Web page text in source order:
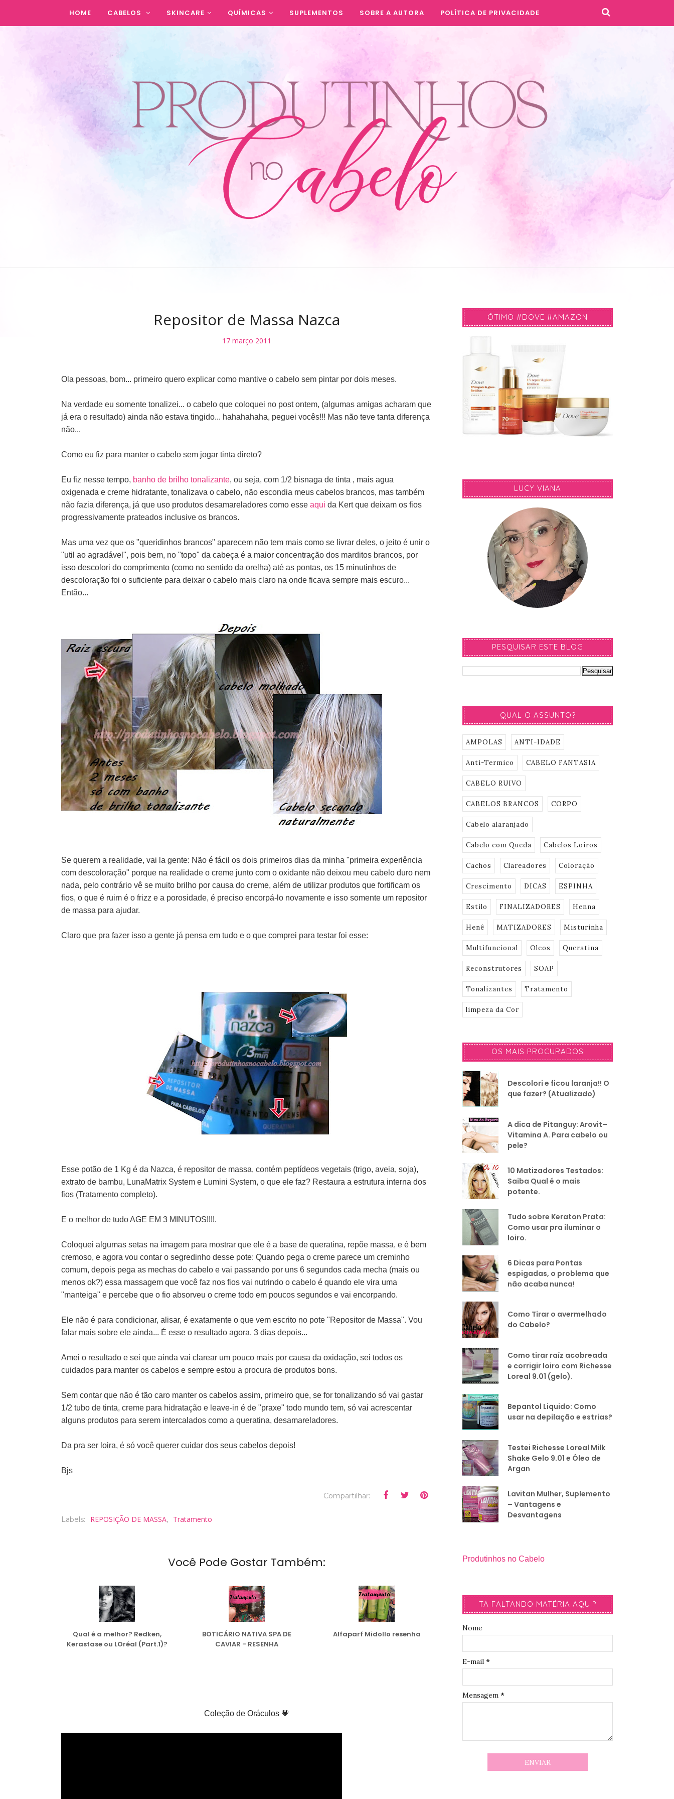
HOME CABELOS SKINCARE QUÍMICAS SUPLEMENTOS SOBRE A AUTORA POLÍTICA DE PRIVACIDADE
Repositor de Massa Nazca
17 março 2011
Ola pessoas, bom... primeiro quero explicar como mantive o cabelo sem pintar por dois meses.
Na verdade eu somente tonalizei... o cabelo que coloquei no post ontem, (algumas amigas acharam que
já era o resultado) ainda não estava tingido... hahahahaha, peguei vocês!!! Mas não teve tanta diferença
não...
Como eu fiz para manter o cabelo sem jogar tinta direto?
Eu fiz nesse tempo, banho de brilho tonalizante, ou seja, com 1/2 bisnaga de tinta , mais agua
oxigenada e creme hidratante, tonalizava o cabelo, não escondia meus cabelos brancos, mas também
não fazia diferença, já que uso produtos desamareladores como esse aqui da Kert que deixam os fios
progressivamente prateados inclusive os brancos.
Mas uma vez que os "queridinhos brancos" aparecem não tem mais como se livrar deles, o jeito é unir o
"util ao agradável", pois bem, no "topo" da cabeça é a maior concentração dos marditos brancos, por
isso descolori do comprimento (como no sentido da orelha) até as pontas, os 15 minutinhos de
descoloração foi o suficiente para deixar o cabelo mais claro na onde ficava sempre mais escuro...
Então...
Se querem a realidade, vai la gente: Não é fácil os dois primeiros dias da minha "primeira experiência
com descoloração" porque na realidade o creme junto com o oxidante não deixou meu cabelo duro nem
nada, pelo contrário vê se muito brilho por causa do creme, além de utilizar produtos que fortificam os
fios, o que é ruim é o frizz e a porosidade, é preciso encorpá-lo novamente e isso somente um repositor
de massa para ajudar.
Claro que pra fazer isso a gente já pensa em tudo e o que comprei para testar foi esse:
Esse potão de 1 Kg é da Nazca, é repositor de massa, contém peptídeos vegetais (trigo, aveia, soja),
extrato de bambu, LunaMatrix System e Lumini System, o que ele faz? Restaura a estrutura interna dos
fios (Tratamento completo).
E o melhor de tudo AGE EM 3 MINUTOS!!!!.
Coloquei algumas setas na imagem para mostrar que ele é a base de queratina, repõe massa, e é bem
cremoso, e agora vou contar o segredinho desse pote: Quando pega o creme parece um creminho
comum, depois pega as mechas do cabelo e vai passando por uns 6 segundos cada mecha (mais ou
menos ok?) essa massagem que você faz nos fios vai nutrindo o cabelo é quando ele vira uma
"manteiga" e percebe que o fio absorveu o creme todo em poucos segundos e vai encorpando.
Ele não é para condicionar, alisar, é exatamente o que vem escrito no pote "Repositor de Massa". Vou
falar mais sobre ele ainda... É esse o resultado agora, 3 dias depois...
Amei o resultado e sei que ainda vai clarear um pouco mais por causa da oxidação, sei todos os
cuidados para manter os cabelos e sempre estou a procura de produtos bons.
Sem contar que não é tão caro manter os cabelos assim, primeiro que, se for tonalizando só vai gastar
1/2 tubo de tinta, creme para hidratação e leave-in é de "praxe" todo mundo tem, só vai acrescentar
alguns produtos para serem intercalados como a queratina, desamareladores.
Da pra ser loira, é só você querer cuidar dos seus cabelos depois!
Bjs
Compartilhar:
Labels: REPOSIÇÃO DE MASSA, Tratamento
Você Pode Gostar Também:
Qual é a melhor? Redken,
Kerastase ou LOréal (Part.1)?
BOTICÁRIO NATIVA SPA DE
CAVIAR - RESENHA
Alfaparf Midollo resenha
Coleção de Oráculos 💗
ÓTIMO #DOVE #AMAZON
LUCY VIANA
PESQUISAR ESTE BLOG
QUAL O ASSUNTO?
AMPOLAS ANTI-IDADE
Anti-Termico CABELO FANTASIA
CABELO RUIVO
CABELOS BRANCOS CORPO
Cabelo alaranjado
Cabelo com Queda Cabelos Loiros
Cachos Clareadores Coloração
Crescimento DICAS ESPINHA
Estilo FINALIZADORES Henna
Henê MATIZADORES Misturinha
Multifuncional Oleos Queratina
Reconstrutores SOAP
Tonalizantes Tratamento
limpeza da Cor
OS MAIS PROCURADOS
Descolori e ficou laranja!! O
que fazer? (Atualizado)
A dica de Pitanguy: Arovit–
Vitamina A. Para cabelo ou
pele?
10 Matizadores Testados:
Saiba Qual é o mais
potente.
Tudo sobre Keraton Prata:
Como usar pra iluminar o
loiro.
6 Dicas para Pontas
espigadas, o problema que
não acaba nunca!
Como Tirar o avermelhado
do Cabelo?
Como tirar raíz acobreada
e corrigir loiro com Richesse
Loreal 9.01 (gelo).
Bepantol Liquido: Como
usar na depilação e estrias?
Testei Richesse Loreal Milk
Shake Gelo 9.01 e Óleo de
Argan
Lavitan Mulher, Suplemento
– Vantagens e
Desvantagens
Produtinhos no Cabelo
TA FALTANDO MATÉRIA AQUI?
Nome
E-mail *
Mensagem *